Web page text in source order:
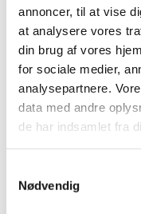
annoncer, til at vise
at analysere vores
din brug af vores
for sociale medier,
analysepartnere.
data med andre
de har indsamlet fra
Nødvendig